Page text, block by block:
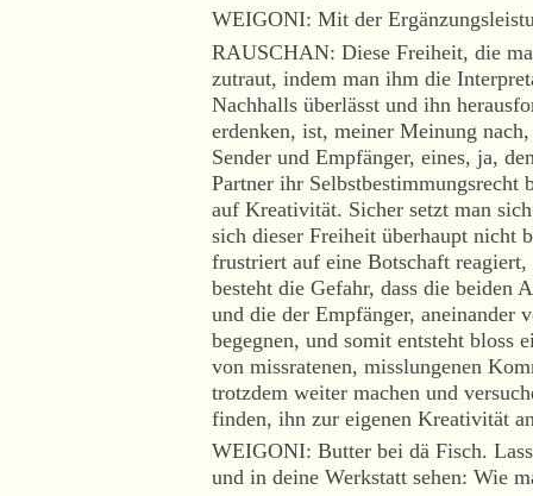
WEIGONI: Mit der
RAUSCHAN: Diese Freiheit, die
zutraut, indem man ihm die
Nachhalls überlässt und ihn
erdenken, ist, meiner Meinung
Sender und Empfänger, eines, ja,
Partner ihr Selbstbestimmungsrecht
auf Kreativität. Sicher setzt man
sich dieser Freiheit überhaupt nicht
frustriert auf eine Botschaft
besteht die Gefahr, dass die beiden
und die der Empfänger, aneinander
begegnen, und somit entsteht bloss
von missratenen, misslungenen
trotzdem weiter machen und
finden, ihn zur eigenen Kreativität
WEIGONI: Butter bei dä Fisch.
und in deine Werkstatt sehen: Wie